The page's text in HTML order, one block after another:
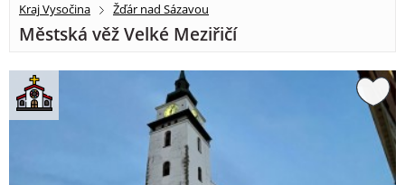
Kraj Vysočina Žďár nad Sázavou
Městská věž Velké Meziřičí